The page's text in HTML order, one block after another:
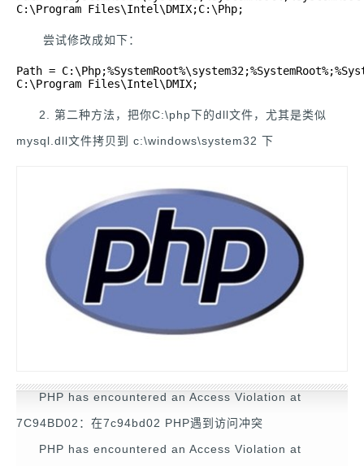
C:\Program Files\Intel\DMIX;C:\Php;
尝试修改成如下：
Path =
C:\Program Files\Intel\DMIX;
2. 第二种方法，把你C:\php下的dll文件，尤其是类似
mysql.dll文件拷贝到 c:\windows\system32 下
PHP has encountered an Access Violation at
7C94BD02：在7c94bd02 PHP遇到访问冲突
PHP has encountered an Access Violation at